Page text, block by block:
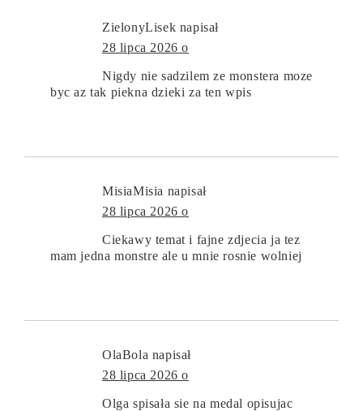
ZielonyLisek napisał
28 lipca 2026 o
Nigdy nie sadzilem ze monstera moze
byc az tak piekna dzieki za ten wpis
MisiaMisia napisał
28 lipca 2026 o
Ciekawy temat i fajne zdjecia ja tez
mam jedna monstre ale u mnie rosnie wolniej
OlaBola napisał
28 lipca 2026 o
Olga spisała sie na medal opisujac